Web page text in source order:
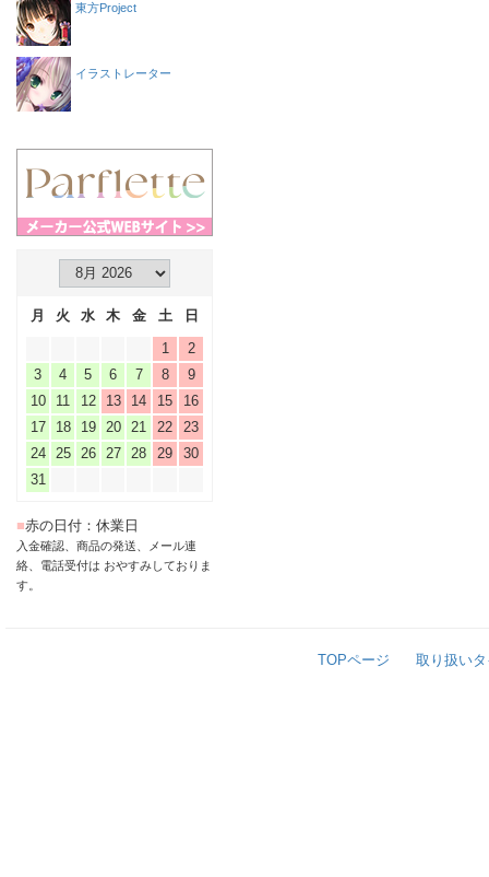
東方Project
イラストレーター
月 火 水 木 金 土
日
1
2
3
4 5 6 7 8
9
10
11 12 13 14 15
16
17
18 19 20 21 22
23
24
25 26 27 28 29
30
31
■赤の日付：休業日
入金確認、商品の発送、メール連
絡、電話受付は おやすみしておりま
す。
TOPページ 取り扱い